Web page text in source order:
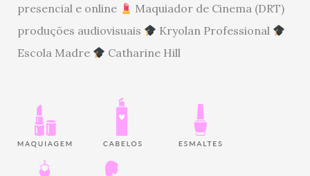
presencial e online
Maquiador de Cinema (DRT)
produções audiovisuais
Kryolan Professional
Escola Madre
Catharine Hill